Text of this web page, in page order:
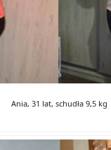
Ania, 31 lat, schudła 9,5 kg